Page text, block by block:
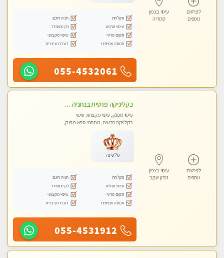
לפרטים
נוספים
עיסוי בצפון
קיסריה
מקלחת
חניה חינם
עיסוי מרגיע
נקי ומסודר
מקום פרטי
עיסוי מקצועי
תמונה אמיתית
דוברת עיברית
055-4532061
לפרטים
נוספים
עיסוי בצפון
זכרון יעקב
בקליניקה פרטית בנתניה עיסוי לחידוש אנרגיות עיסוי חלומי מומלץ מאוד ללא מין! highly recommended new in the city
עיסוי מפנק, עיסוי מקצועי, עיסוי
בקלניקה פרטית, מתחמי ספא מפנק,
פלטינה
מקלחת
חניה חינם
עיסוי מרגיע
נקי ומסודר
מקום פרטי
עיסוי מקצועי
תמונה אמיתית
דוברת עיברית
055-4531912